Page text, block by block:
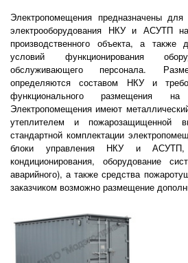
Электропомещения предназначены для
электрооборудования НКУ и АСУТП
производственного объекта, а также
условий функционирования
обслуживающего персонала.
определяются составом НКУ и
функционального размещения на
Электропомещения имеют
утеплителем и пожарозащищенной
стандартной комплектации
блоки управления НКУ и АСУТП,
кондиционирования, оборудование
аварийного), а также средства
заказчиком возможно размещение